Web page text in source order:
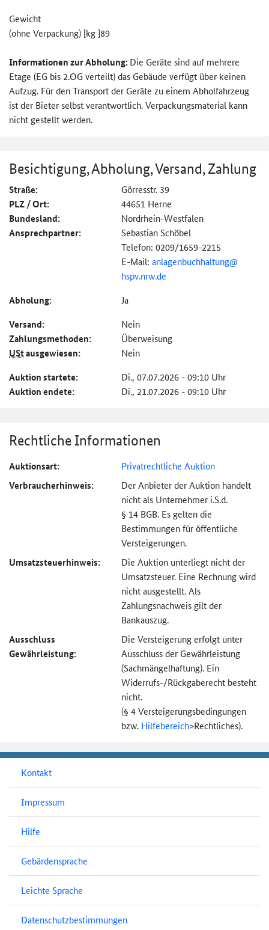
Gewicht
(ohne Verpackung) [kg ]89
Informationen zur Abholung:Die Geräte sind auf mehrere
Etage (EG bis 2.OG verteilt) das Gebäude verfügt über keinen
Aufzug. Für den Transport der Geräte zu einem Abholfahrzeug
ist der Bieter selbst verantwortlich. Verpackungsmaterial kann
nicht gestellt werden.
Besichtigung, Abholung, Versand, Zahlung
Straße: Görresstr. 39
PLZ / Ort: 44651 Herne
Bundesland: Nordrhein-Westfalen
Ansprechpartner:
Sebastian Schöbel
Telefon: 0209/1659-2215
E-Mail: anlagenbuchhaltung@
hspv.nrw.de
Abholung: Ja
Versand: Nein
Zahlungs­methoden: Überweisung
UStausgewiesen: Nein
Auktion startete: Di., 07.07.2026 - 09:10 Uhr
Auktion endete: Di., 21.07.2026 - 09:10 Uhr
Rechtliche Informationen
Auktionsart: Privatrechtliche Auktion
Verbraucher­hinweis:
Der Anbieter der Auktion handelt
nicht als Unternehmer i.S.d.
§ 14 BGB. Es gelten die
Bestimmungen für öffentliche
Versteigerungen.
Umsatzsteuer­hinweis:
Die Auktion unterliegt nicht der
Umsatzsteuer. Eine Rechnung wird
nicht ausgestellt. Als
Zahlungsnachweis gilt der
Bankauszug.
Ausschluss
Gewährleistung:
Die Versteigerung erfolgt unter
Ausschluss der Gewährleistung
(Sachmängel­haftung). Ein
Widerrufs-/Rückgaberecht besteht
nicht.
(§ 4 Versteigerungs­bedingungen
bzw. Hilfebereich>Rechtliches).
Kontakt
Impressum
Hilfe
Gebärdensprache
Leichte Sprache
Datenschutzbestimmungen